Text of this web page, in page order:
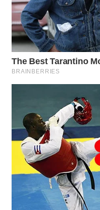
SIMALUNGUN
WN
LABUHANBATU
WN
WN DELI
SERDANG
WN
TEBING
TINGGI
WN